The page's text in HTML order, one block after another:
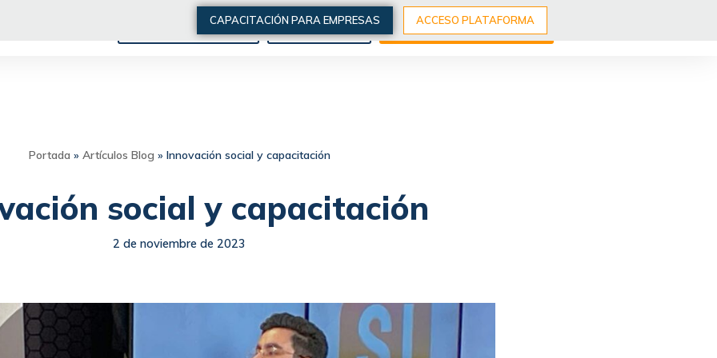
CAPACITACIÓN PARA EMPRESAS ACCESO PLATAFORMA
ARTÍCULOS DE INTERÉS QUIÉNES SOMOS EXPLORA NUESTROS CURSOS
Portada » Artículos Blog » Innovación social y capacitación
social y capacitación
2 de noviembre de 2023